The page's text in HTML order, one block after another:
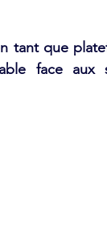
tant que
e face aux